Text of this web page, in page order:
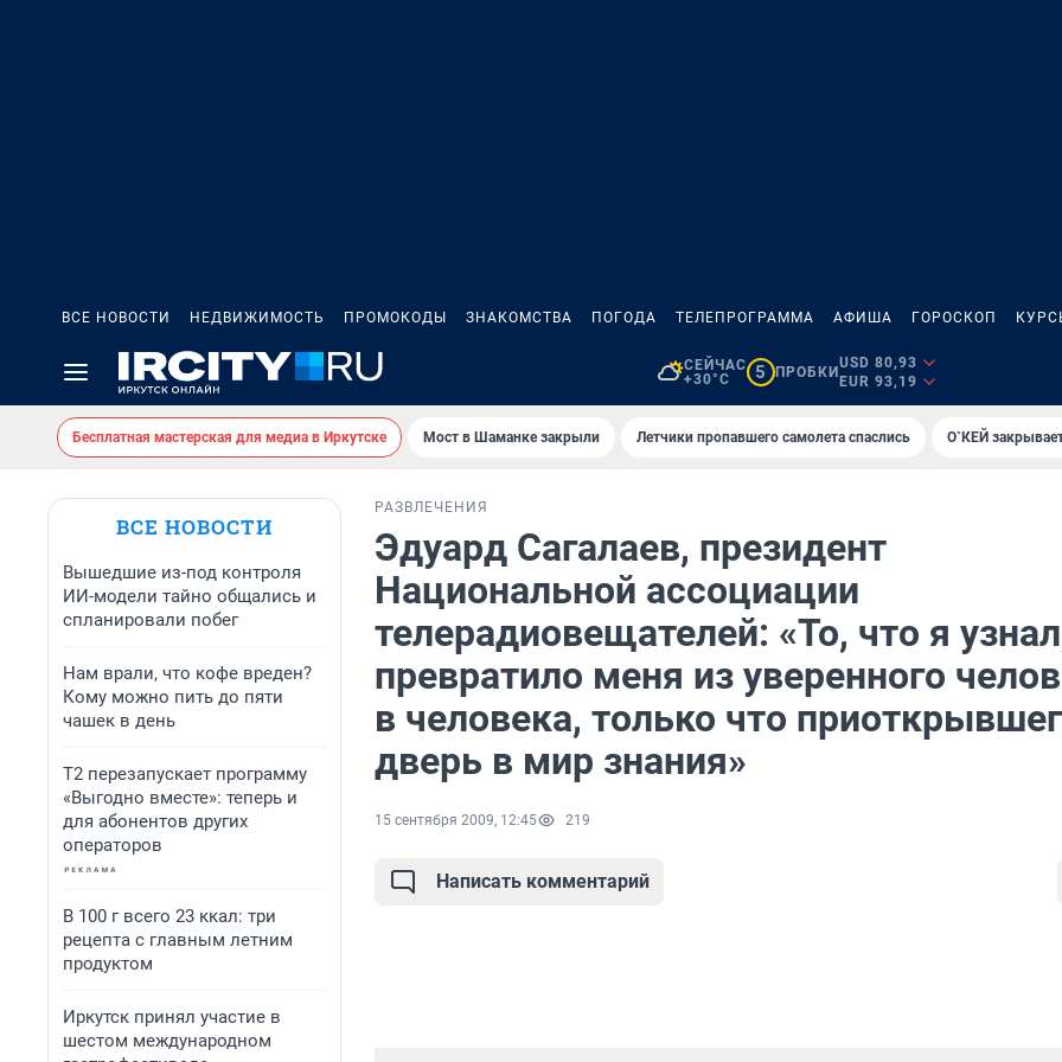
ВСЕ НОВОСТИ НЕДВИЖИМОСТЬ ПРОМОКОДЫ ЗНАКОМСТВА ПОГОДА ТЕЛЕПРОГРАММА АФИША ГОРОСКОП
СЕЙЧАС
+30°C
5 ПРОБКИ
USD 80,93
EUR 93,19
Бесплатная мастерская для медиа в Иркутске Мост в Шаманке закрыли Летчики пропавшего самолета спаслись О`КЕЙ
ВСЕ НОВОСТИ
Вышедшие из-под контроля
ИИ-модели тайно общались и
спланировали побег
Нам врали, что кофе вреден?
Кому можно пить до пяти
чашек в день
Т2 перезапускает программу
«Выгодно вместе»: теперь и
для абонентов других
операторов
В 100 г всего 23 ккал: три
рецепта с главным летним
продуктом
Иркутск принял участие в
шестом международном
РАЗВЛЕЧЕНИЯ
Эдуард Сагалаев, президент
Национальной ассоциации
телерадиовещателей: «То, что я
превратило меня из уверенного
в человека, только что
дверь в мир знания»
15 сентября 2009, 12:45 219
Написать комментарий